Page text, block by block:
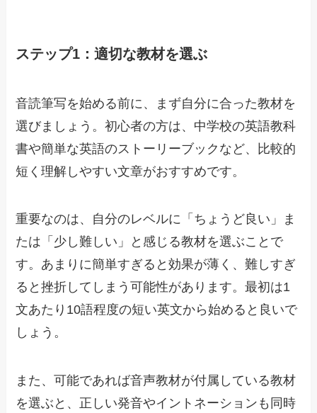
ステップ1：適切な教材を選ぶ
音読筆写を始める前に、まず自分に合った教材を
選びましょう。初心者の方は、中学校の英語教科
書や簡単な英語のストーリーブックなど、比較的
短く理解しやすい文章がおすすめです。
重要なのは、自分のレベルに「ちょうど良い」ま
たは「少し難しい」と感じる教材を選ぶことで
す。あまりに簡単すぎると効果が薄く、難しすぎ
ると挫折してしまう可能性があります。最初は1
文あたり10語程度の短い英文から始めると良いで
しょう。
また、可能であれば音声教材が付属している教材
を選ぶと、正しい発音やイントネーションも同時